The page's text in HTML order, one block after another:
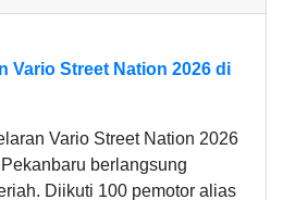
Vario Street Nation 2026 di
Vario Street Nation 2026
berlangsung
Diikuti 100 pemotor alias